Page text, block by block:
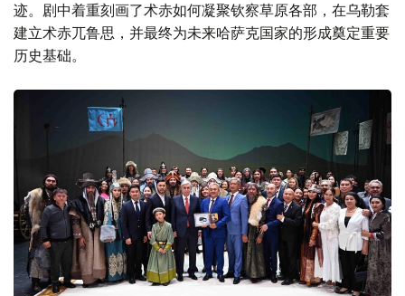
迹。剧中着重刻画了术赤如何凝聚钦察草原各部，在乌勒套
建立术赤兀鲁思，并最终为未来哈萨克国家的形成奠定重要
历史基础。